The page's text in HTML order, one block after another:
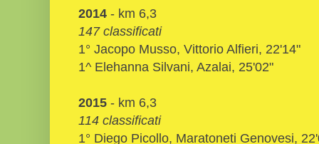
2014 - km 6,3
147 classificati
1° Jacopo Musso, Vittorio Alfieri, 22'14"
1^ Elehanna Silvani, Azalai, 25'02"
2015 - km 6,3
114 classificati
1° Diego Picollo, Maratoneti Genovesi,